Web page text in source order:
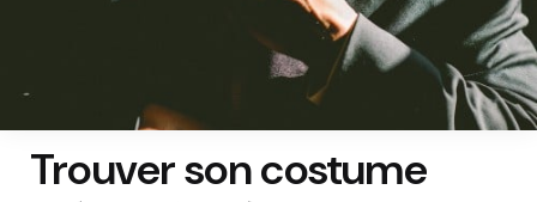
Trouver son costume